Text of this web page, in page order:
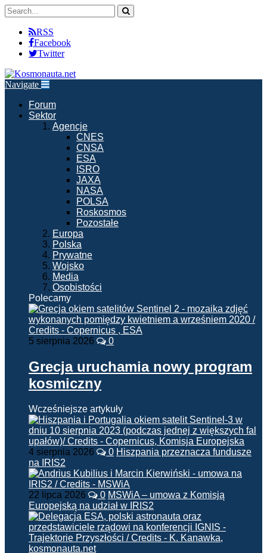
RSS
Facebook
Twitter
Navigate
Forum
Sektor
Agencje
CNES
CNSA
ESA
ISRO
JAXA
NASA
POLSA
Roskosmos
Pozostałe
Europa
Polska
Prywatne
Wojsko
Media
Osobistości
Polecamy
5 sierpnia 2026 0
Grecja uruchamia nowy program
kosmiczny
Wcześniejsze artykuły
4 sierpnia 2026 0 Hiszpania przeznacza fundusze
na IRIS2
22 lipca 2026 0 MSWiA – umowa z Komisją
Europejską na udział w IRIS2